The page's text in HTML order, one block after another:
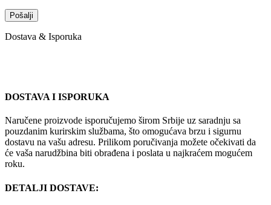
Dostava & Isporuka
DOSTAVA I ISPORUKA
Naručene proizvode isporučujemo širom Srbije uz saradnju sa
pouzdanim kurirskim službama, što omogućava brzu i sigurnu
dostavu na vašu adresu. Prilikom poručivanja možete očekivati da
će vaša narudžbina biti obrađena i poslata u najkraćem mogućem
roku.
DETALJI DOSTAVE: